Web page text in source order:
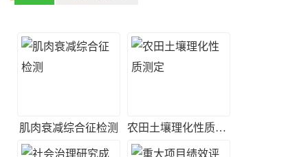
肌肉衰减综合征检测 农田土壤理化性质测定